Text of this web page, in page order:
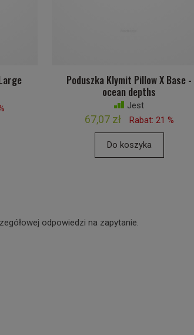
Poduszka Klymit Pillow X Base -
ocean depths
Jest
67,07 zł Rabat: 21 %
Do koszyka
odpowiedzi na zapytanie.